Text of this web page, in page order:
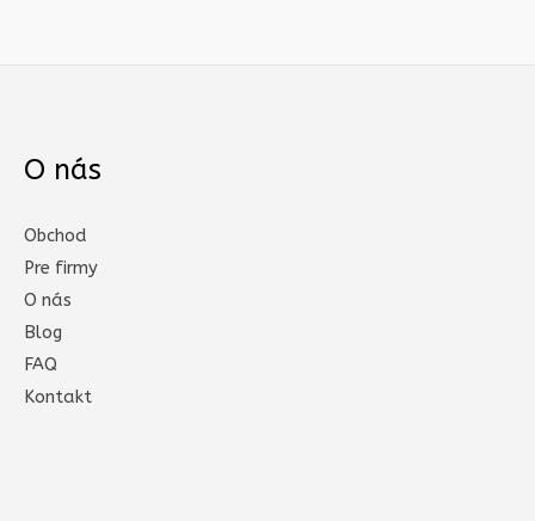
O nás
Obchod
Pre firmy
O nás
Blog
FAQ
Kontakt